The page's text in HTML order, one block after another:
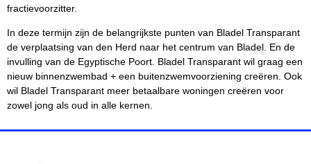
fractievoorzitter.
In deze termijn zijn de belangrijkste punten van Bladel Transparant
de verplaatsing van den Herd naar het centrum van Bladel. En de
invulling van de Egyptische Poort. Bladel Transparant wil graag een
nieuw binnenzwembad + een buitenzwemvoorziening creëren. Ook
wil Bladel Transparant meer betaalbare woningen creëren voor
zowel jong als oud in alle kernen.